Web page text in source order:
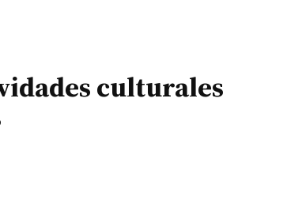
culturales